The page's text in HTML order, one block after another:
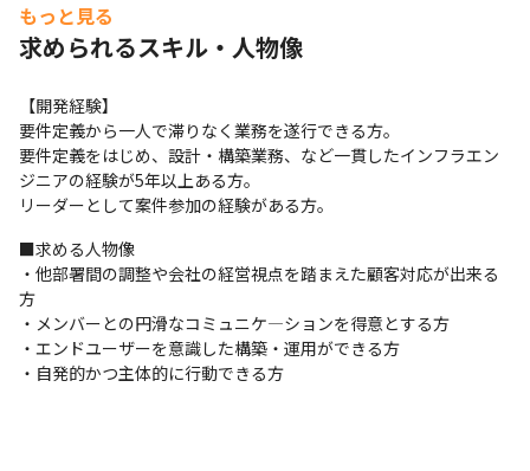
リーダーとして顧客先に出て、要件定義から設計･構築業務、チー
ムメンバーへの業務割り振りやレビュー、教育などを行っていた
新規チームを一から構築いただくことになりますので、サブリー
ダーやメンバーの採用方針などを共に考え、制度設計等にも参画
いただく予定です。
■案件環境
顧客先に常駐し、プロパーやパートナーさんと共にプロジェクト
を進めます。
最初はリーダーとして一人で参画予定ですが、順次自社からメン
バーを追加し、ファンネスのチームを客先にて構築いただきま
す。
フルリモートではありませんが、リモート環境と併用できる案件
が多いです。
もっと見る
求められるスキル・人物像
【開発経験】
要件定義から一人で滞りなく業務を遂行できる方。
要件定義をはじめ、設計・構築業務、など一貫したインフラエン
ジニアの経験が5年以上ある方。
リーダーとして案件参加の経験がある方。
■求める人物像
・他部署間の調整や会社の経営視点を踏まえた顧客対応が出来る
方
・メンバーとの円滑なコミュニケ―ションを得意とする方
・エンドユーザーを意識した構築・運用ができる方
・自発的かつ主体的に行動できる方